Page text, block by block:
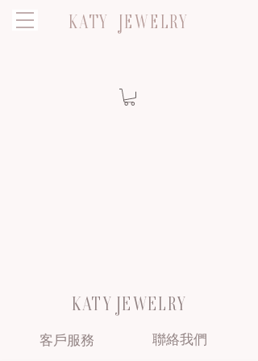
KATY JEWELRY
KATY JEWELRY
客戶服務 聯絡我們